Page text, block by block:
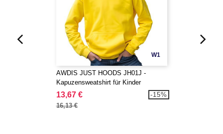
W1
AWDIS JUST HOODS JH01J -
Kapuzensweatshirt für Kinder
13,67 €
16,13 €
-15%